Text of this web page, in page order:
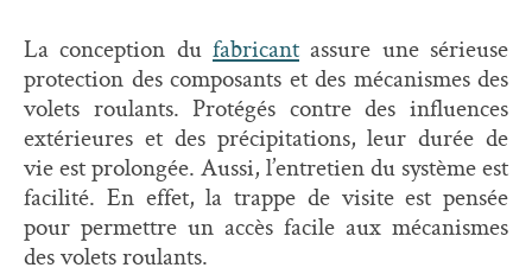
La conception du fabricant assure une sérieuse
protection des composants et des mécanismes des
volets roulants. Protégés contre des influences
extérieures et des précipitations, leur durée de
vie est prolongée. Aussi, l’entretien du système est
facilité. En effet, la trappe de visite est pensée
pour permettre un accès facile aux mécanismes
des volets roulants.